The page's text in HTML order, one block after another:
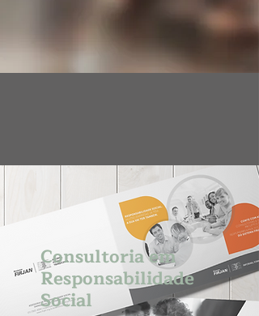
Consultoria em
Responsabilidade
Social